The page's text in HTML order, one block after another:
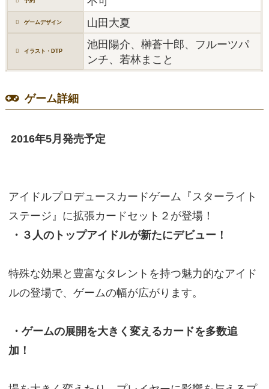
ゲームデザイン 山田大夏
イラスト・DTP
池田陽介、榊蒼十郎、フルーツパ
ンチ、若林まこと
ゲーム詳細
2016年5月発売予定
アイドルプロデュースカードゲーム『スターライト
ステージ』に拡張カードセット２が登場！
・３人のトップアイドルが新たにデビュー！
特殊な効果と豊富なタレントを持つ魅力的なアイド
ルの登場で、ゲームの幅が広がります。
・ゲームの展開を大きく変えるカードを多数追
加！